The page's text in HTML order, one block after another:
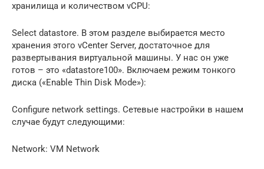
хранилища и количеством vCPU:
Select datastore. В этом разделе выбирается место
хранения этого vCenter Server, достаточное для
развертывания виртуальной машины. У нас он уже
готов – это «datastore100». Включаем режим тонкого
диска («Enable Thin Disk Mode»):
Configure network settings. Сетевые настройки в нашем
случае будут следующими:
Network: VM Network